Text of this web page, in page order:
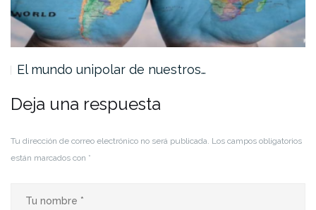
El mundo unipolar de nuestros…
Deja una respuesta
Tu dirección de correo electrónico no será publicada. Los campos obligatorios
están marcados con *